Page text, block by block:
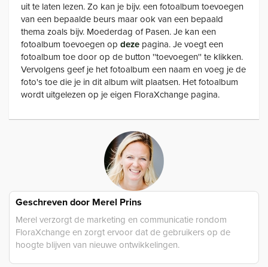
uit te laten lezen. Zo kan je bijv. een fotoalbum toevoegen
van een bepaalde beurs maar ook van een bepaald
thema zoals bijv. Moederdag of Pasen. Je kan een
fotoalbum toevoegen op deze pagina. Je voegt een
fotoalbum toe door op de button ''toevoegen'' te klikken.
Vervolgens geef je het fotoalbum een naam en voeg je de
foto's toe die je in dit album wilt plaatsen. Het fotoalbum
wordt uitgelezen op je eigen FloraXchange pagina.
Geschreven door Merel Prins
Merel verzorgt de marketing en communicatie rondom
FloraXchange en zorgt ervoor dat de gebruikers op de
hoogte blijven van nieuwe ontwikkelingen.